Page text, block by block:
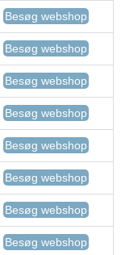
Besøg webshop
Besøg webshop
Besøg webshop
Besøg webshop
Besøg webshop
Besøg webshop
Besøg webshop
Besøg webshop